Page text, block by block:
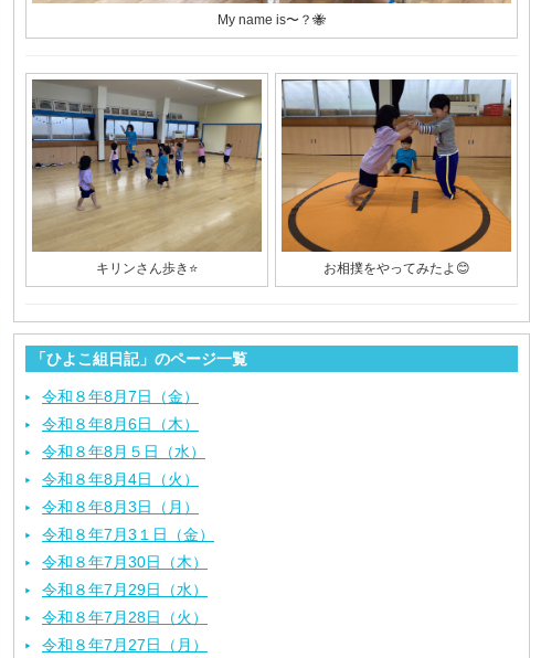
My name is〜？🐝
キリンさん歩き⭐️ お相撲をやってみたよ😊
「ひよこ組日記」のページ一覧
令和８年8月7日（金）
令和８年8月6日（木）
令和８年8月５日（水）
令和８年8月4日（火）
令和８年8月3日（月）
令和８年7月3１日（金）
令和８年7月30日（木）
令和８年7月29日（水）
令和８年7月28日（火）
令和８年7月27日（月）